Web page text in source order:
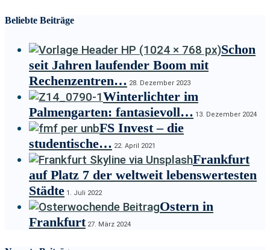
Beliebte Beiträge
Schon
seit Jahren laufender Boom mit
Rechenzentren… 28. Dezember 2023
Winterlichter im
Palmengarten: fantasievoll… 13. Dezember 2024
FS Invest – die
studentische… 22. April 2021
Frankfurt
auf Platz 7 der weltweit lebenswertesten
Städte 1. Juli 2022
Ostern in
Frankfurt27. März 2024